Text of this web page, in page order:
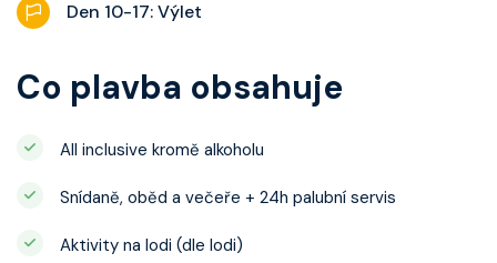
Den 10-17: Výlet
Co plavba obsahuje
All inclusive kromě alkoholu
Snídaně, oběd a večeře + 24h palubní servis
Aktivity na lodi (dle lodi)